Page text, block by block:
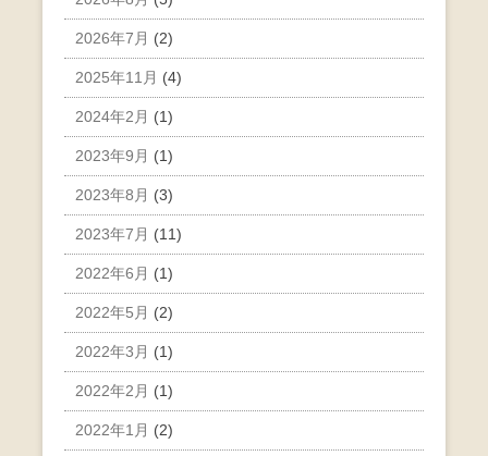
2026年7月 (2)
2025年11月 (4)
2024年2月 (1)
2023年9月 (1)
2023年8月 (3)
2023年7月 (11)
2022年6月 (1)
2022年5月 (2)
2022年3月 (1)
2022年2月 (1)
2022年1月 (2)